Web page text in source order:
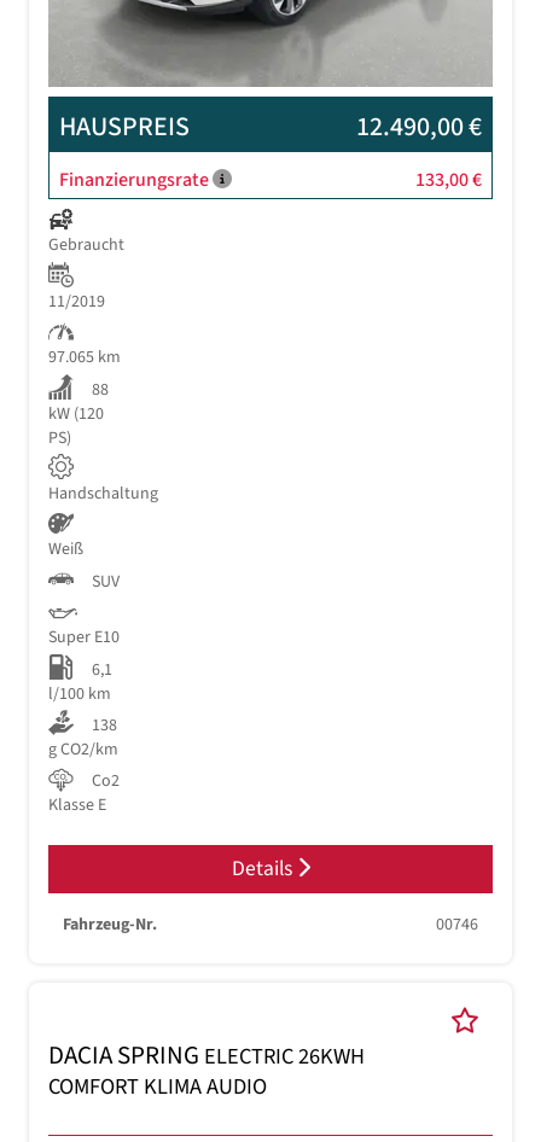
HAUSPREIS 12.490,00 €
Finanzierungsrate 133,00 €
Gebraucht
11/2019
97.065 km
88
kW (120
PS)
Handschaltung
Weiß
SUV
Super E10
6,1
l/100 km
138
g CO2/km
Co2
Klasse E
Details
Fahrzeug-Nr. 00746
DACIA SPRING ELECTRIC 26KWH
COMFORT KLIMA AUDIO